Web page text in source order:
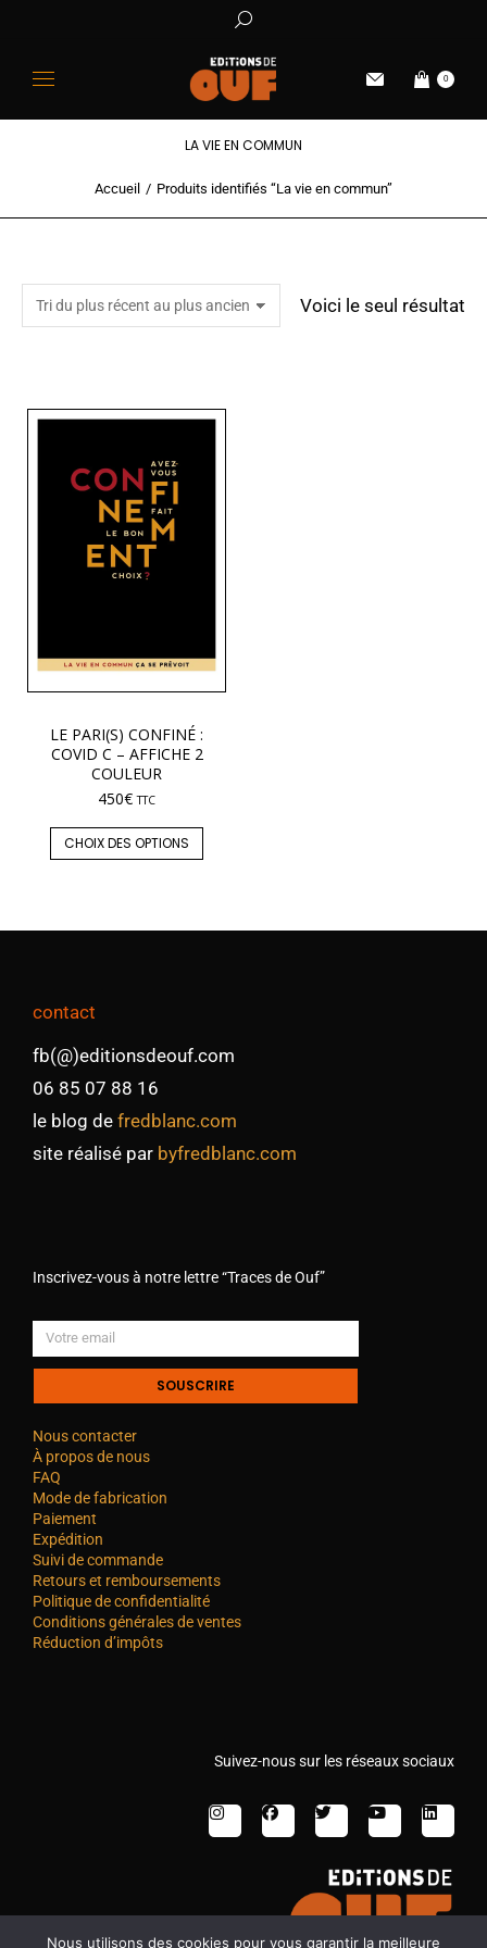
0
LA VIE EN COMMUN
Vous êtes ici :
Accueil Produits identifiés “La vie en commun”
Voici le seul résultat
LE PARI(S) CONFINÉ :
COVID C – AFFICHE 2
COULEUR
450€ TTC
CHOIX DES OPTIONS
contact
fb(@)editionsdeouf.com
06 85 07 88 16
le blog de fredblanc.com
site réalisé par byfredblanc.com
Inscrivez-vous à notre lettre “Traces de Ouf”
SOUSCRIRE
Nous contacter
À propos de nous
FAQ
Mode de fabrication
Paiement
Expédition
Suivi de commande
Retours et remboursements
Politique de confidentialité
Conditions générales de ventes
Réduction d’impôts
Suivez-nous sur les réseaux sociaux
Nous utilisons des cookies pour vous garantir la meilleure